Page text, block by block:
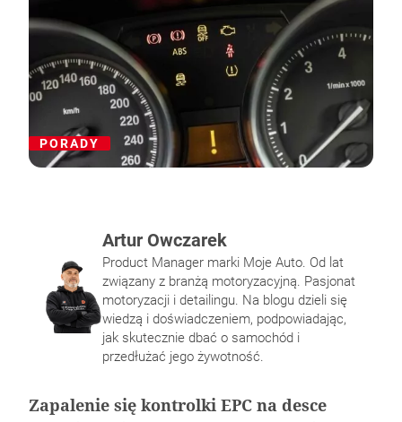
Pałeczki gąbkowe – do czego służą i jak ich
używać?
Norma emisji spalin – jakie są obecne
normy Unii europejskiej?
Na czym polega napełnianie klimatyzacji
samochodowej?
Felgi i opony – jak utrzymać ich dobrą
kondycję?
PORADY
Artur Owczarek
Product Manager marki Moje Auto. Od lat
związany z branżą motoryzacyjną. Pasjonat
motoryzacji i detailingu. Na blogu dzieli się
wiedzą i doświadczeniem, podpowiadając,
jak skutecznie dbać o samochód i
przedłużać jego żywotność.
Zapalenie się kontrolki EPC na desce